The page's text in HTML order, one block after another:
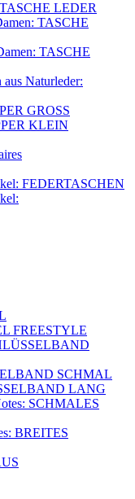
LEDER
TASCHE
TASCHE
Naturleder:
GROSS
KLEIN
FEDERTASCHEN
FREESTYLE
SCHMAL
LANG
SCHMALES
BREITES